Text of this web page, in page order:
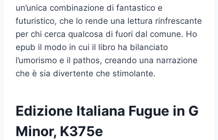
un’unica combinazione di fantastico e
futuristico, che lo rende una lettura rinfrescante
per chi cerca qualcosa di fuori dal comune. Ho
epub il modo in cui il libro ha bilanciato
l’umorismo e il pathos, creando una narrazione
che è sia divertente che stimolante.
Edizione Italiana Fugue in G
Minor, K375e